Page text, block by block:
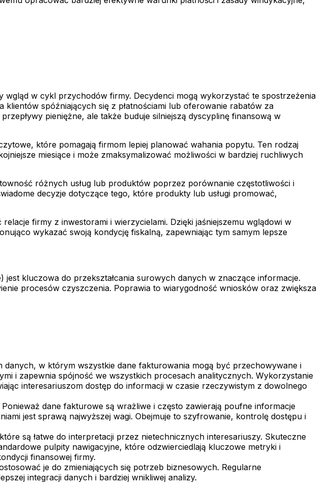
w cykl przychodów firmy. Decydenci mogą wykorzystać te spostrzeżenia
spóźniających się z płatnościami lub oferowanie rabatów za
pieniężne, ale także buduje silniejszą dyscyplinę finansową w
które pomagają firmom lepiej planować wahania popytu. Ten rodzaj
miesiące i może zmaksymalizować możliwości w bardziej ruchliwych
różnych usług lub produktów poprzez porównanie częstotliwości i
decyzje dotyczące tego, które produkty lub usługi promować,
firmy z inwestorami i wierzycielami. Dzięki jaśniejszemu wglądowi w
wykazać swoją kondycję fiskalną, zapewniając tym samym lepsze
kluczowa do przekształcania surowych danych w znaczące informacje.
procesów czyszczenia. Poprawia to wiarygodność wniosków oraz zwiększa
w którym wszystkie dane fakturowania mogą być przechowywane i
i zapewnia spójność we wszystkich procesach analitycznych. Wykorzystanie
interesariuszom dostęp do informacji w czasie rzeczywistym z dowolnego
dane fakturowe są wrażliwe i często zawierają poufne informacje
jest sprawą najwyższej wagi. Obejmuje to szyfrowanie, kontrolę dostępu i
są łatwe do interpretacji przez nietechnicznych interesariuszy. Skuteczne
pulpity nawigacyjne, które odzwierciedlają kluczowe metryki i
finansowej firmy.
je do zmieniających się potrzeb biznesowych. Regularne
integracji danych i bardziej wnikliwej analizy.